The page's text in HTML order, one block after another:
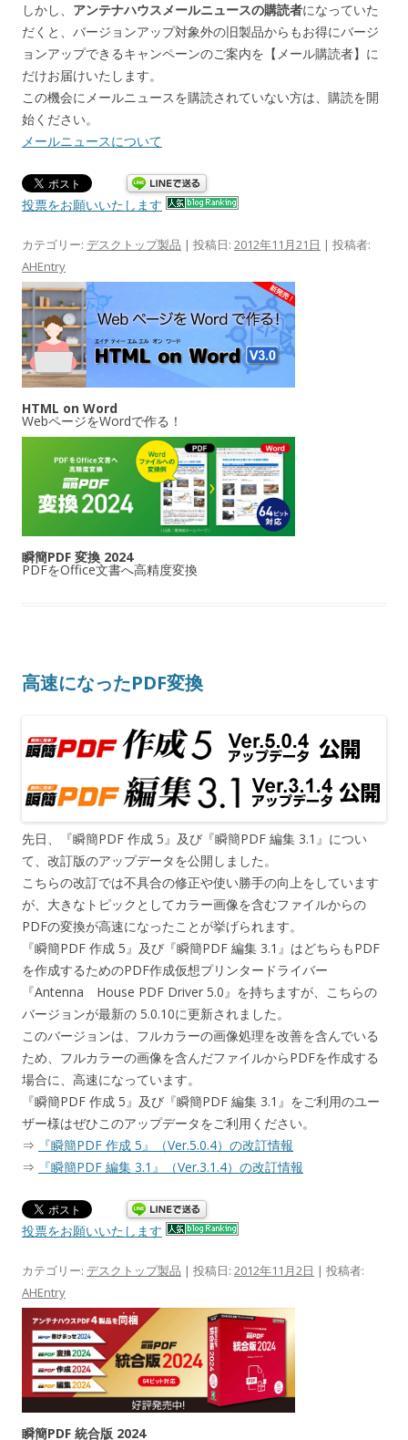
しかし、 アンテナハウスメールニュースの購読者になっていた
だくと、バージョンアップ対象外の旧製品からもお得にバージ
ョンアップできるキャンペーンのご案内を【メール購読者】に
だけお届けいたします。
この機会にメールニュースを購読されていない方は、購読を開
始ください。
メールニュースについて
投票をお願いいたします
カテゴリー: デスクトップ製品 | 投稿日: 2012年11月21日 | 投稿者:
AHEntry
HTML on Word
WebページをWordで作る！
瞬簡PDF 変換 2024
PDFをOffice文書へ高精度変換
高速になったPDF変換
先日、『瞬簡PDF 作成 5』及び『瞬簡PDF 編集 3.1』につい
て、改訂版のアップデータを公開しました。
こちらの改訂では不具合の修正や使い勝手の向上をしています
が、大きなトピックとしてカラー画像を含むファイルからの
PDFの変換が高速になったことが挙げられます。
『瞬簡PDF 作成 5』及び『瞬簡PDF 編集 3.1』はどちらもPDF
を作成するためのPDF作成仮想プリンタードライバー
『Antenna House PDF Driver 5.0』を持ちますが、こちらの
バージョンが最新の 5.0.10に更新されました。
このバージョンは、フルカラーの画像処理を改善を含んでいる
ため、フルカラーの画像を含んだファイルからPDFを作成する
場合に、高速になっています。
『瞬簡PDF 作成 5』及び『瞬簡PDF 編集 3.1』をご利用のユー
ザー様はぜひこのアップデータをご利用ください。
⇒
『瞬簡PDF 作成 5』（Ver.5.0.4）の改訂情報
⇒
『瞬簡PDF 編集 3.1』（Ver.3.1.4）の改訂情報
投票をお願いいたします
カテゴリー: デスクトップ製品 | 投稿日: 2012年11月2日 | 投稿者:
AHEntry
瞬簡PDF 統合版 2024